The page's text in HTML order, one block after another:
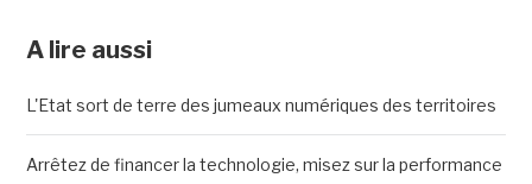
A lire aussi
L'Etat sort de terre des jumeaux numériques des territoires
Arrêtez de financer la technologie, misez sur la performance